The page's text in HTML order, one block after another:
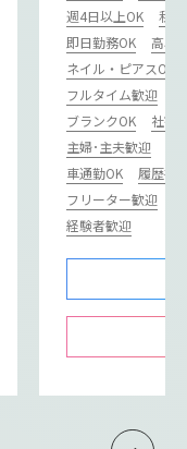
週4日以上OK
私
即日勤務OK
高収
ネイル・ピアスOK
フルタイム歓迎
ブランクOK
社割
主婦･主夫歓迎
車通勤OK
履歴書
フリーター歓迎
経験者歓迎